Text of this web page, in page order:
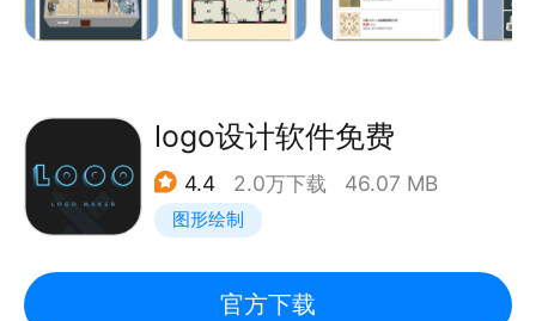
接将其加载到房屋3D模型中；
【房屋3D模型保存】可以对自己的设计进行在线保
存；
【房屋2D户型创建】可以对自己的2D户型图进行自创
建；
logo设计软件免费
4.4 2.0万下载 46.07 MB
图形绘制
官方下载